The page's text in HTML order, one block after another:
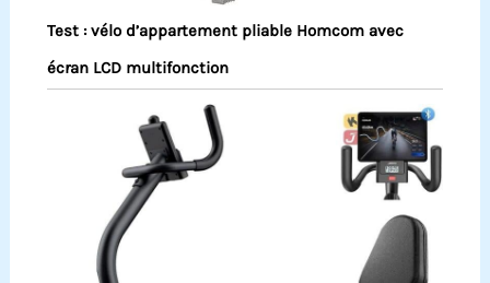
Test : vélo d’appartement pliable Homcom avec
écran LCD multifonction